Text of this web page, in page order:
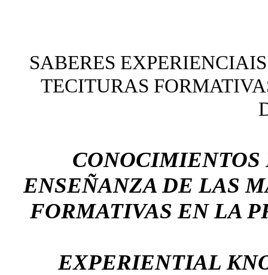
SABERES
TECITURAS
ENSEÑANZA DE LAS
FORMATIVAS EN LA
EXPERIENTIAL